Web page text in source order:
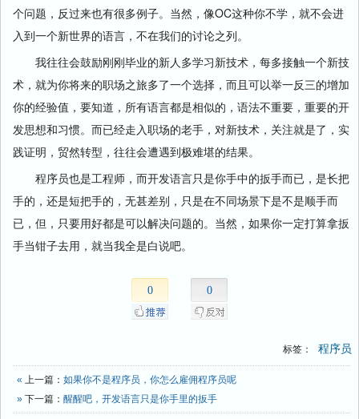
个问题，反过来也有很多例子。当然，像OC这种你不学，就不会进
入到一个新世界的语言，不在我们的讨论之列。
我往往会鼓励刚刚毕业的新人多学习新技术，每多接触一个新技
术，就为你将来的职场之旅多了一个选择，而且可以举一反三的增加
你的经验值，要知道，所有语言都是相似的，语法不重要，重要的开
发思想和习惯。而已经走入职场的老手，对新技术，关注就是了，实
践证明，贸然转型，往往会遭遇到极难堪的结果。
程序员也是工程师，而开发语言只是你手中的扳手而已，是长把
手的，还是短把手的，无甚差别，只是在不同场景下是不是顺手而
已，但，只要用好都是可以解决问题的。当然，如果你一定打算拿扳
手当钳子去用，就当我全是白说吧。
0 0
标签： 程序员
« 上一篇： 如果你不是程序员，你怎么雇佣程序员呢
» 下一篇： 醒醒吧，开发语言只是你手里的扳手